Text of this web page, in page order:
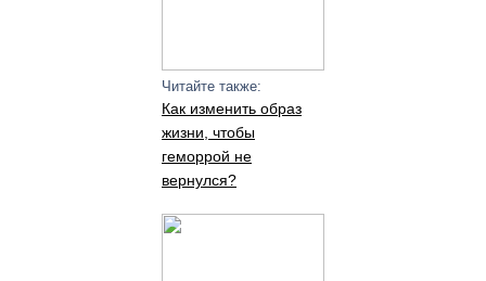
Читайте также:
Как изменить образ
жизни, чтобы
геморрой не
вернулся?